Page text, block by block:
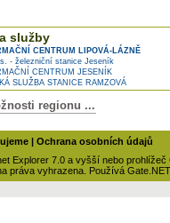
služby
CENTRUM LIPOVÁ-LÁZNĚ
- železniční stanice Jeseník
CENTRUM JESENÍK
SLUŽBA STANICE RAMZOVÁ
regionu ...
| Ochrana osobních údajů
Explorer 7.0 a vyšší nebo prohlížeč
práva vyhrazena. Používá